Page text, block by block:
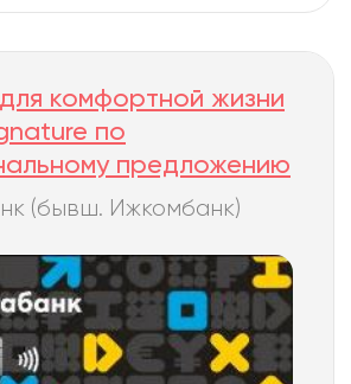
комфортной жизни
по
предложению
(бывш. Ижкомбанк)